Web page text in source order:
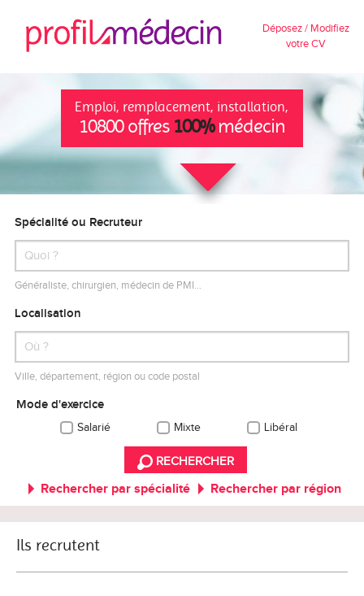
Déposez / Modifiez
votre CV
Emploi, remplacement, installation,
10800 offres 100%médecin
Spécialité ou Recruteur
Généraliste, chirurgien, médecin de PMI…
Localisation
Ville, département, région ou code postal
Mode d'exercice
Salarié Mixte Libéral
RECHERCHER
Rechercher par spécialité Rechercher par région
Ils recrutent